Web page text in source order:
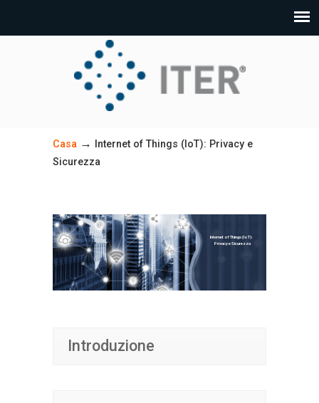
Casa →
Internet of Things (IoT): Privacy e
Sicurezza
Internet of Things (IoT):
Privacy e Sicurezza
Introduzione